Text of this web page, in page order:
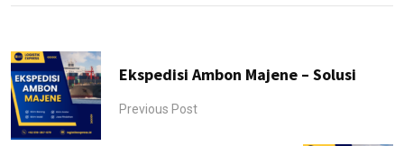
Ekspedisi Ambon Majene – Solusi
Previous Post